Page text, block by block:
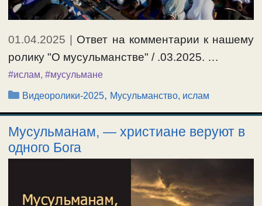
01.04.2025 | Ответ на комментарии к нашему
ролику "О мусульманстве" / .03.2025. …
#ислам, #мусульмане
Рубрики
Видеоролики-2025, Мусульманство, ислам
Мусульманам, — христиане веруют в
одного Бога